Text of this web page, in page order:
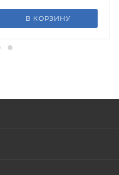
В КОРЗИНУ